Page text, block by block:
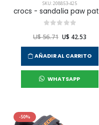
SKU: 208853-425
U$ 56.71 U$ 42.53
AÑADIR AL CARRITO
WHATSAPP
-50%